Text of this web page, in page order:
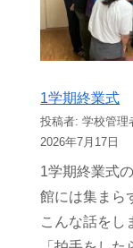
1学期終業式
投稿者: 学校管理
2026年7月17日
1学期終業式
館には集まら
こんな話をし